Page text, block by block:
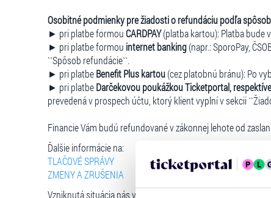
Osobitné podmienky pre žiadosti o refundáciu podľa
► pri platbe formouCARDPAY(platba kartou): Platba bude
► pri platbe formou internet banking(napr.: SporoPay,
``Spôsob refundácie``.
► pri platbeBenefit Plus kartou(cez platobnú bránu): Po
► pri platbeDarčekovou poukážkou Ticketportal,
prevedená v prospech účtu, ktorý klient vyplní v sekcii
Financie Vám budú refundované v zákonnej lehote od
Ďalšie informácie na:
TLAČOVÉ SPRÁVY
ZMENY A ZRUŠENIA
Vzniknutá situácia nás veľmi mrzí. Za pochopenie ďakujeme.